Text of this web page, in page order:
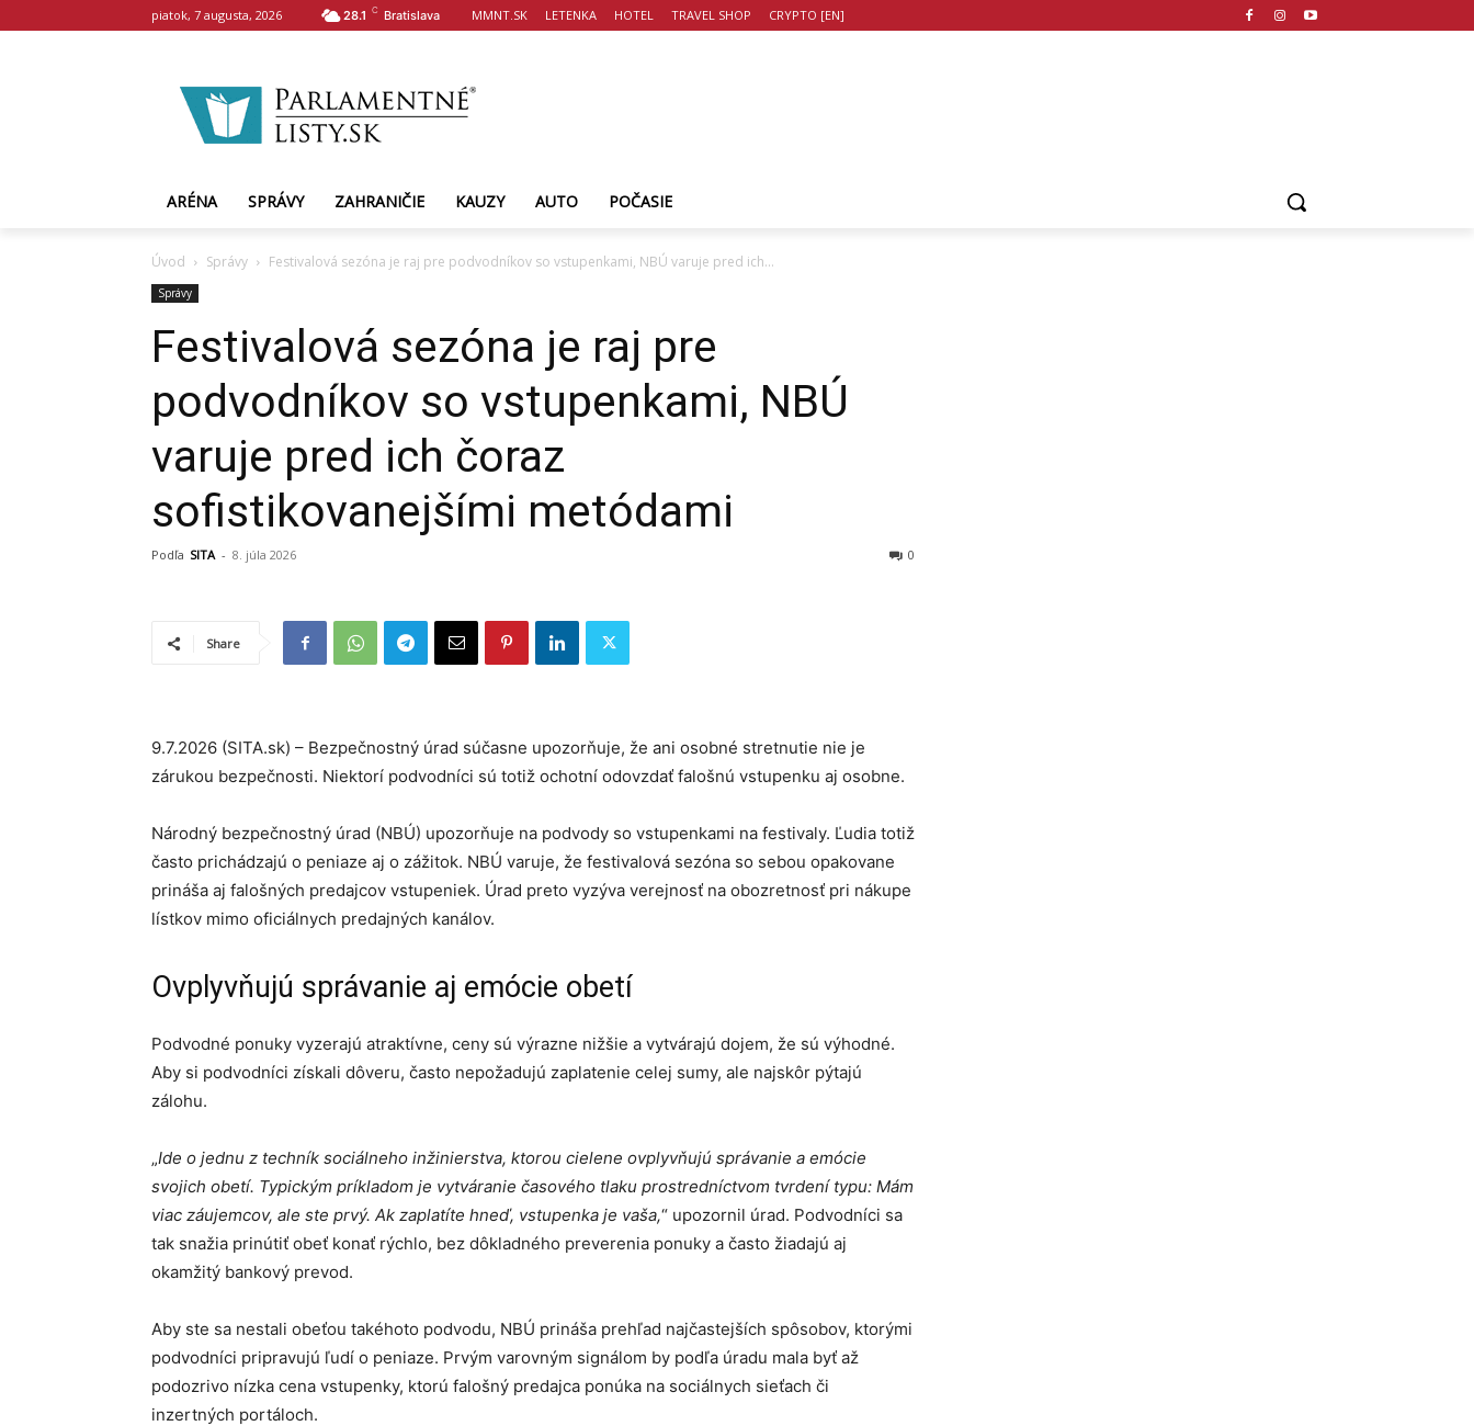
piatok, 7 augusta, 2026 28.1 C Bratislava MMNT.SK LETENKA HOTEL TRAVEL SHOP CRYPTO [EN]
ARÉNA SPRÁVY ZAHRANIČIE KAUZY AUTO POČASIE
Úvod Správy Festivalová sezóna je raj pre podvodníkov so vstupenkami, NBÚ varuje pred ich...
Správy
Festivalová sezóna je raj pre
podvodníkov so vstupenkami, NBÚ
varuje pred ich čoraz
sofistikovanejšími metódami
Podľa SITA - 8. júla 2026 0
Share
9.7.2026 (SITA.sk) – Bezpečnostný úrad súčasne upozorňuje, že ani osobné stretnutie nie je
zárukou bezpečnosti. Niektorí podvodníci sú totiž ochotní odovzdať falošnú vstupenku aj osobne.
Národný bezpečnostný úrad (NBÚ) upozorňuje na podvody so vstupenkami na festivaly. Ľudia totiž
často prichádzajú o peniaze aj o zážitok. NBÚ varuje, že festivalová sezóna so sebou opakovane
prináša aj falošných predajcov vstupeniek. Úrad preto vyzýva verejnosť na obozretnosť pri nákupe
lístkov mimo oficiálnych predajných kanálov.
Ovplyvňujú správanie aj emócie obetí
Podvodné ponuky vyzerajú atraktívne, ceny sú výrazne nižšie a vytvárajú dojem, že sú výhodné.
Aby si podvodníci získali dôveru, často nepožadujú zaplatenie celej sumy, ale najskôr pýtajú
zálohu.
„Ide o jednu z techník sociálneho inžinierstva, ktorou cielene ovplyvňujú správanie a emócie
svojich obetí. Typickým príkladom je vytváranie časového tlaku prostredníctvom tvrdení typu: Mám
viac záujemcov, ale ste prvý. Ak zaplatíte hneď, vstupenka je vaša,“ upozornil úrad. Podvodníci sa
tak snažia prinútiť obeť konať rýchlo, bez dôkladného preverenia ponuky a často žiadajú aj
okamžitý bankový prevod.
Aby ste sa nestali obeťou takéhoto podvodu, NBÚ prináša prehľad najčastejších spôsobov, ktorými
podvodníci pripravujú ľudí o peniaze. Prvým varovným signálom by podľa úradu mala byť až
podozrivo nízka cena vstupenky, ktorú falošný predajca ponúka na sociálnych sieťach či
inzertných portáloch.